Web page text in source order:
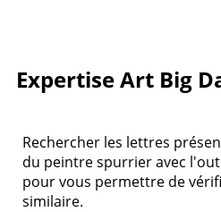
Expertise Art Big
Rechercher les lettres
du peintre spurrier avec
pour vous permettre de
similaire.